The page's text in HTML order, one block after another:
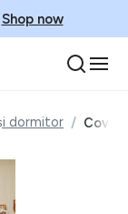
Shop now
dormitor